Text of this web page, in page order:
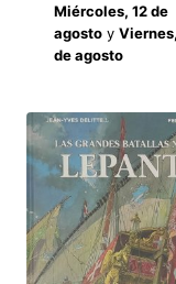
Miércoles, 12 de
agostoy
de agosto